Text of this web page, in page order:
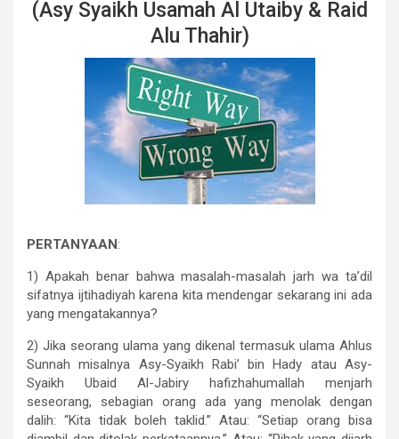
(Asy Syaikh Usamah Al Utaiby & Raid
Alu Thahir)
PERTANYAAN:
1) Apakah benar bahwa masalah-masalah jarh wa ta’dil
sifatnya ijtihadiyah karena kita mendengar sekarang ini ada
yang mengatakannya?
2) Jika seorang ulama yang dikenal termasuk ulama Ahlus
Sunnah misalnya Asy-Syaikh Rabi’ bin Hady atau Asy-
Syaikh Ubaid Al-Jabiry hafizhahumallah menjarh
seseorang, sebagian orang ada yang menolak dengan
dalih: “Kita tidak boleh taklid.” Atau: “Setiap orang bisa